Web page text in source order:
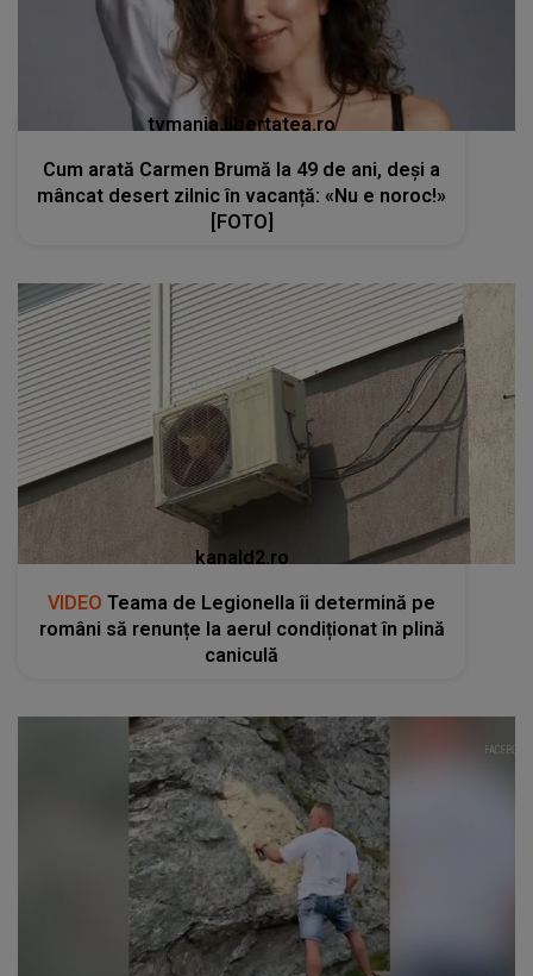
tvmania.libertatea.ro
Cum arată Carmen Brumă la 49 de ani, deși a
mâncat desert zilnic în vacanță: «Nu e noroc!»
[FOTO]
kanald2.ro
VIDEO Teama de Legionella îi determină pe
români să renunțe la aerul condiționat în plină
caniculă